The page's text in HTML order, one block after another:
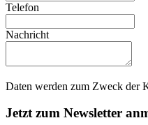
Telefon
Nachricht
Daten werden zum Zweck der
Jetzt zum Newsletter